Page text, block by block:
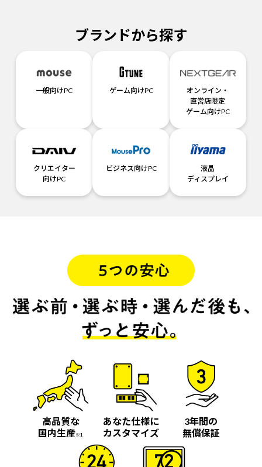
ブランドから探す
一般向けPC ゲーム向けPC
オンライン・
直営店限定
ゲーム向けPC
クリエイター
向けPC
ビジネス向けPC
液晶
ディスプレイ
高品質な
国内生産※1
あなた仕様に
カスタマイズ
3年間の
無償保証